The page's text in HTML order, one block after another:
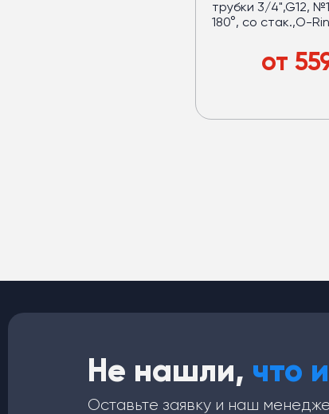
трубки 3/4",G12,
180°, со стак.,O-
от
Не нашли, что
Оставьте заявку и наш
Подробнее в